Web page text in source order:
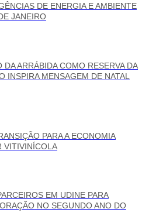
DE ENERGIA E AMBIENTE
JANEIRO
ARRÁBIDA COMO RESERVA DA
INSPIRA MENSAGEM DE NATAL
PARA A ECONOMIA
VITIVINÍCOLA
EM UDINE PARA
NO SEGUNDO ANO DO